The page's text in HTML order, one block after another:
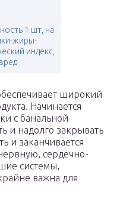
1 шт, на
жиры-
индекс,
широкий
Начинается
с банальной
и надолго закрывать
и заканчивается
сердечно-
системы,
важна для